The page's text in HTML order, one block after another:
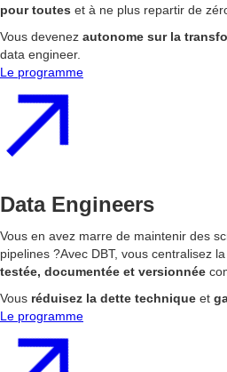
pour toutes et à ne plus repartir de
Vous devenez autonome sur la
data engineer.
Le programme
Data Engineers
Vous en avez marre de maintenir des
pipelines ?Avec DBT, vous centralisez
testée, documentée et versionnée
Vous réduisez la dette technique et
Le programme